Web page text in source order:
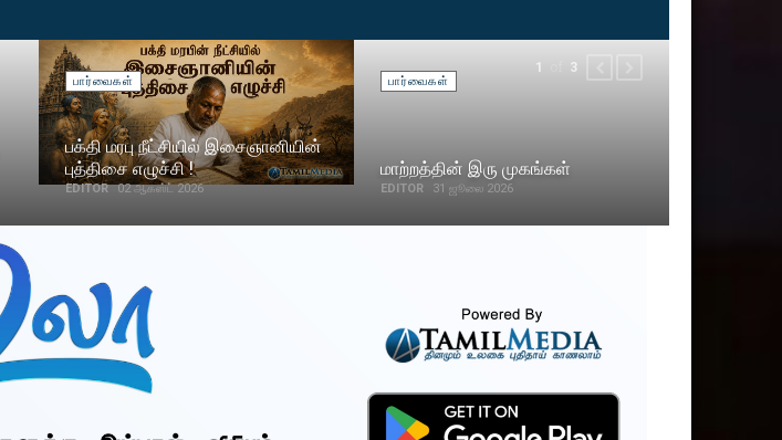
பார்வைகள்
பக்தி மரபு நீட்சியில் இசைஞானியின்
புத்திசை எழுச்சி !
EDITOR 02 ஆகஸ்ட் 2026
பார்வைகள்
மாற்றத்தின் இரு முகங்கள்
EDITOR 31 ஜூலை 2026
1 3